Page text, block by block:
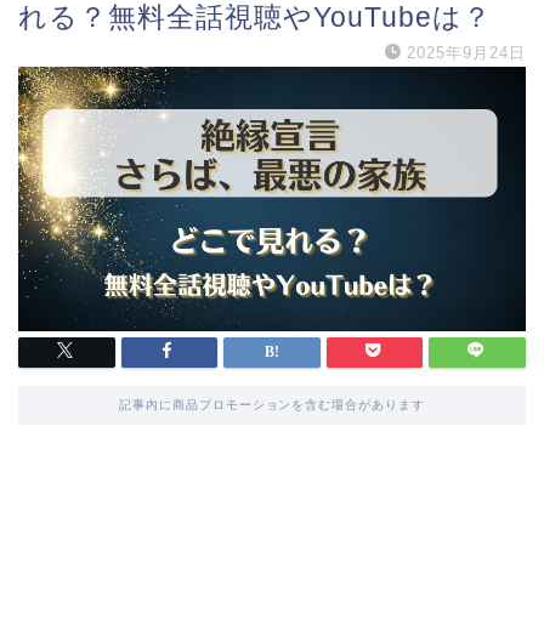
れる？無料全話視聴やYouTubeは？
2025年9月24日
記事内に商品プロモーションを含む場合があります